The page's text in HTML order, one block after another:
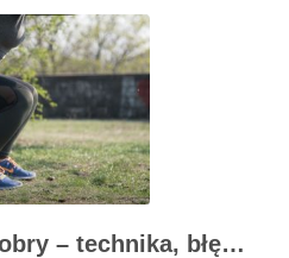
Ćwiczenie dzień dobry – technika, błędy i korzyści zdrowotne